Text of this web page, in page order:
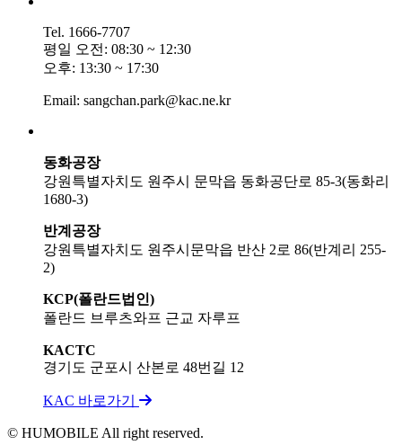
Tel. 1666-7707
평일 오전: 08:30 ~ 12:30
오후: 13:30 ~ 17:30
Email: sangchan.park@kac.ne.kr
동화공장
강원특별자치도 원주시 문막읍 동화공단로 85-3(동화리
1680-3)
반계공장
강원특별자치도 원주시문막읍 반산 2로 86(반계리 255-
2)
KCP(폴란드법인)
폴란드 브루츠와프 근교 자루프
KACTC
경기도 군포시 산본로 48번길 12
KAC 바로가기
© HUMOBILE All right reserved.